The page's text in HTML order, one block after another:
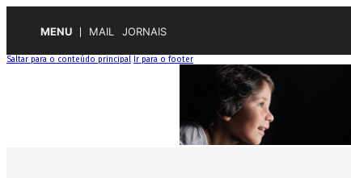
MENU MAIL JORNAIS
Saltar para o conteúdo principal Ir para o footer